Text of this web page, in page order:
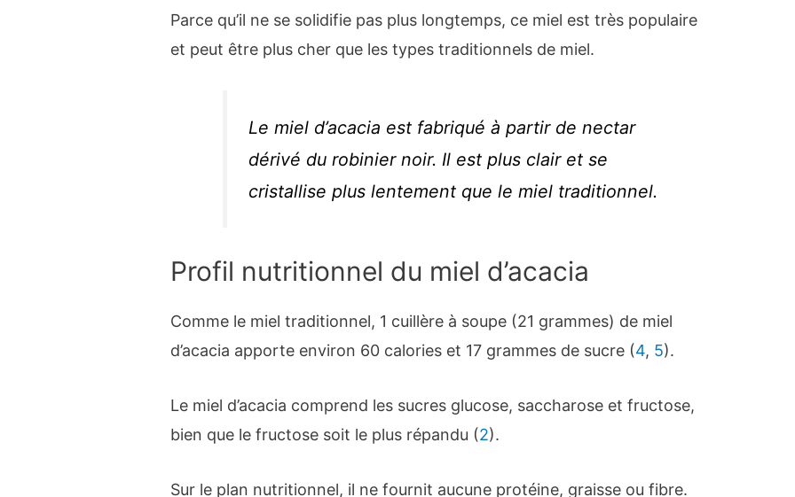
Parce qu’il ne se solidifie pas plus longtemps, ce miel est très populaire
et peut être plus cher que les types traditionnels de miel.
Le miel d’acacia est fabriqué à partir de nectar
dérivé du robinier noir. Il est plus clair et se
cristallise plus lentement que le miel traditionnel.
Profil nutritionnel du miel d’acacia
Comme le miel traditionnel, 1 cuillère à soupe (21 grammes) de miel
d’acacia apporte environ 60 calories et 17 grammes de sucre (4, 5).
Le miel d’acacia comprend les sucres glucose, saccharose et fructose,
bien que le fructose soit le plus répandu (2).
Sur le plan nutritionnel, il ne fournit aucune protéine, graisse ou fibre.